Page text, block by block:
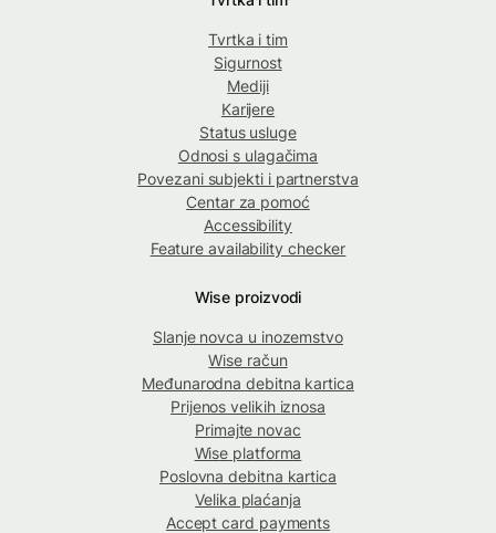
Tvrtka i tim
Sigurnost
Mediji
Karijere
Status usluge
Odnosi s ulagačima
Povezani subjekti i partnerstva
Centar za pomoć
Accessibility
Feature availability checker
Wise proizvodi
Slanje novca u inozemstvo
Wise račun
Međunarodna debitna kartica
Prijenos velikih iznosa
Primajte novac
Wise platforma
Poslovna debitna kartica
Velika plaćanja
Accept card payments